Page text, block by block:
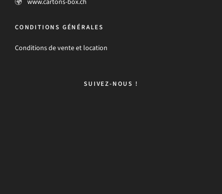
CONDITIONS GÉNÉRALES
Conditions de vente et location
SUIVEZ-NOUS !